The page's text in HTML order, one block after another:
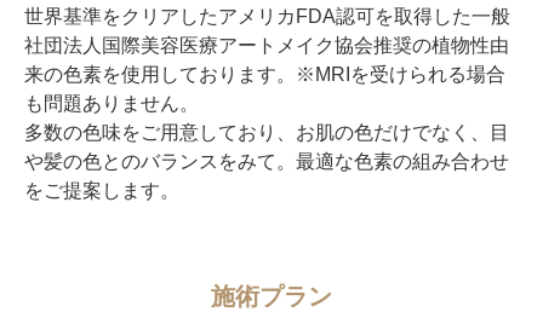
世界基準をクリアしたアメリカFDA認可を取得した一般
社団法人国際美容医療アートメイク協会推奨の植物性由
来の色素を使用しております。※MRIを受けられる場合
も問題ありません。
多数の色味をご用意しており、お肌の色だけでなく、目
や髪の色とのバランスをみて。最適な色素の組み合わせ
をご提案します。
施術プラン